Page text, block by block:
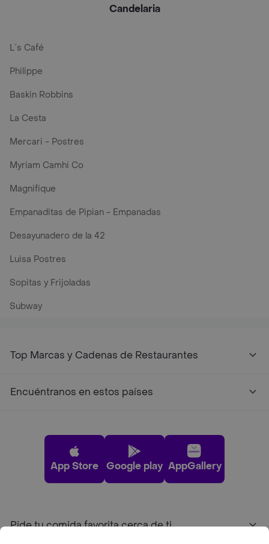
Candelaria
L´s Café
Philippe
Baskin Robbins
La Cesta
Mercari - Postres
Myriam Camhi Co
Magnifique
Empanaditas de Pipian - Empanadas
Desayunadero de la 42
Luisa Postres
Sopitas y Frijoladas
Subway
Top Marcas y Cadenas de Restaurantes
Encuéntranos en estos países
App Store Google play AppGallery
Pide tu comida favorita cerca de ti